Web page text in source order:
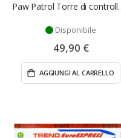
Paw Patrol
Disponibile
49,90 €
AGGIUNGI AL CARRELLO